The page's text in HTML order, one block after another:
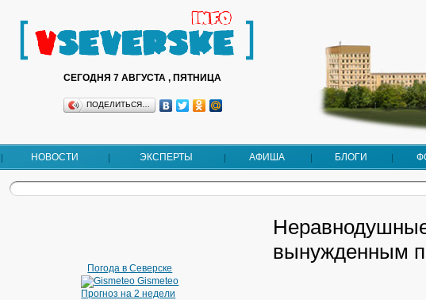
СЕГОДНЯ 7 АВГУСТА , ПЯТНИЦА
ПОДЕЛИТЬСЯ…
НОВОСТИ ЭКСПЕРТЫ АФИША БЛОГИ
Погода в Северске
Gismeteo
Прогноз на 2 недели
вынужденным